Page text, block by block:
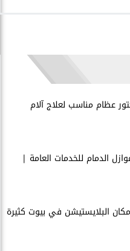
عظام مناسب لعلاج آلام
الدمام للخدمات العامة |
مكان البلايستيشن في بيوت كثيرة